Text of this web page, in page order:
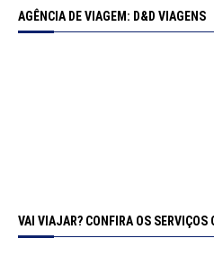
AGÊNCIA DE VIAGEM: D&D VIAGENS
VAI VIAJAR? CONFIRA OS SERVIÇOS